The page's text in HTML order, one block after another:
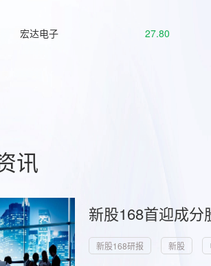
宏达电子 27.80
讯
新股168首迎成
新股168研报 新股